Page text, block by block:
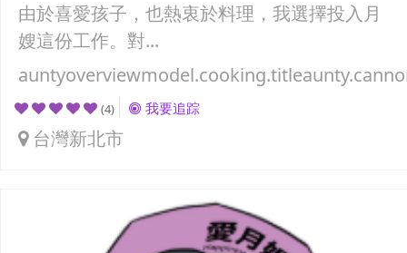
由於喜愛孩子，也熱衷於料理，我選擇投入月
嫂這份工作。對...
(4) 我要追踪
台灣新北市